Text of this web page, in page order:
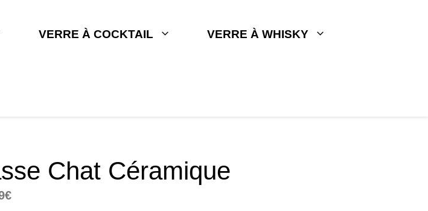
VERRE À COCKTAIL VERRE À WHISKY
Chat Céramique
€